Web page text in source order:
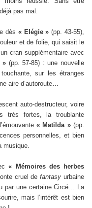
pas mal.
dès « Elégie » (pp. 43-55),
et de folie, qui saisit le
cran supplémentaire avec
»(pp. 57-85) : une nouvelle
sur les étranges
aire d’autoroute…
auto-destructeur, voire
très fortes, la troublante
« Matilda »(pp.
personnelles, et bien
musique.
« Mémoires des herbes
cruel defantasy urbaine
par une certaine Circé… La
mais l’intérêt est bien